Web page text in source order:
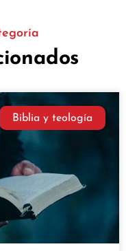
Biblia y teología